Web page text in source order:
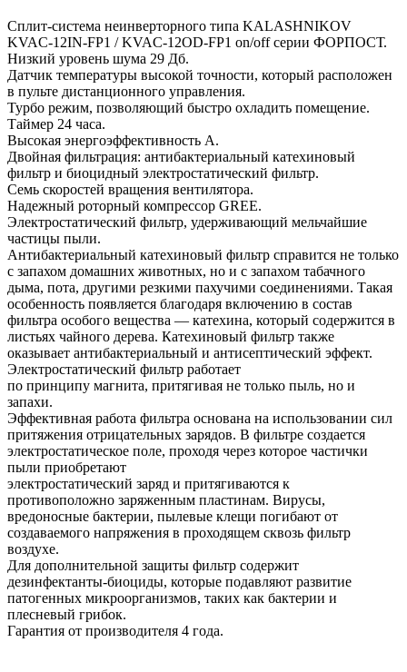
Сплит-система неинверторного типа KALASHNIKOV
KVAC-12IN-FP1 / KVAC-12OD-FP1 on/off серии ФОРПОСТ.
Низкий уровень шума 29 Дб.
Датчик температуры высокой точности, который расположен
в пульте дистанционного управления.
Турбо режим, позволяющий быстро охладить помещение.
Таймер 24 часа.
Высокая энергоэффективность А.
Двойная фильтрация: антибактериальный катехиновый
фильтр и биоцидный электростатический фильтр.
Семь скоростей вращения вентилятора.
Надежный роторный компрессор GREE.
Электростатический фильтр, удерживающий мельчайшие
частицы пыли.
Антибактериальный катехиновый фильтр справится не только
с запахом домашних животных, но и с запахом табачного
дыма, пота, другими резкими пахучими соединениями. Такая
особенность появляется благодаря включению в состав
фильтра особого вещества ― катехина, который содержится в
листьях чайного дерева. Катехиновый фильтр также
оказывает антибактериальный и антисептический эффект.
Электростатический фильтр работает
по принципу магнита, притягивая не только пыль, но и
запахи.
Эффективная работа фильтра основана на использовании сил
притяжения отрицательных зарядов. В фильтре создается
электростатическое поле, проходя через которое частички
пыли приобретают
электростатический заряд и притягиваются к
противоположно заряженным пластинам. Вирусы,
вредоносные бактерии, пылевые клещи погибают от
создаваемого напряжения в проходящем сквозь фильтр
воздухе.
Для дополнительной защиты фильтр содержит
дезинфектанты-биоциды, которые подавляют развитие
патогенных микроорганизмов, таких как бактерии и
плесневый грибок.
Гарантия от производителя 4 года.